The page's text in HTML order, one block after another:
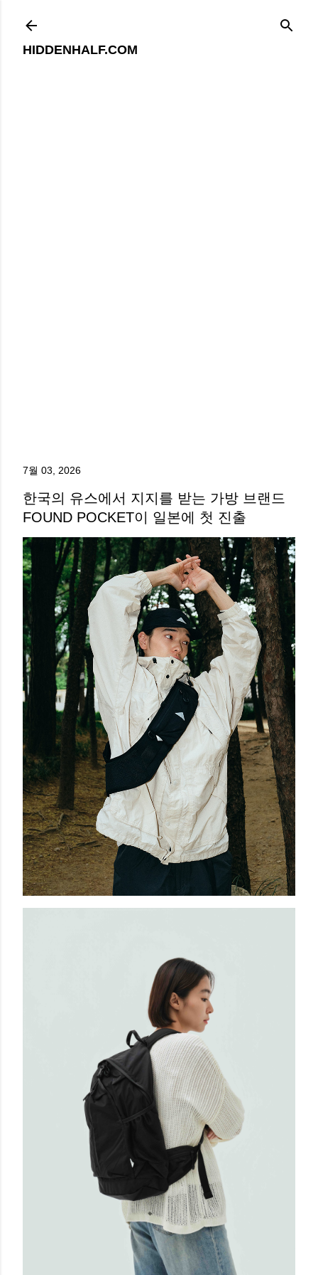
HIDDENHALF.COM
7월 03, 2026
한국의 유스에서 지지를 받는 가방 브랜드
FOUND POCKET이 일본에 첫 진출